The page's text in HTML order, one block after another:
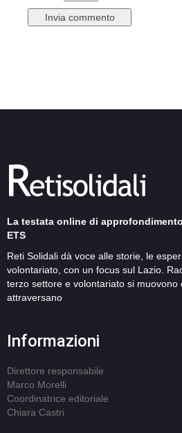
La testata online di
ETS
Reti Solidali dà voce alle storie, le
volontariato, con un focus sul Lazio.
terzo settore e volontariato si muovono
attraversano
Informazioni
Direttore responsabile
Marco Morelli
Coordinatrice editoriale
Chiara Castri